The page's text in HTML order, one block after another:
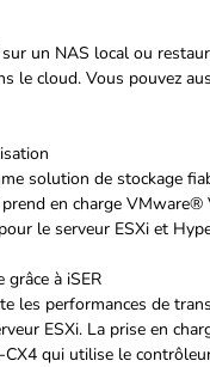
un NAS local ou
le cloud. Vous pouvez
solution de stockage
en charge
le serveur ESXi et
à iSER
les performances de
ESXi. La prise en
qui utilise le